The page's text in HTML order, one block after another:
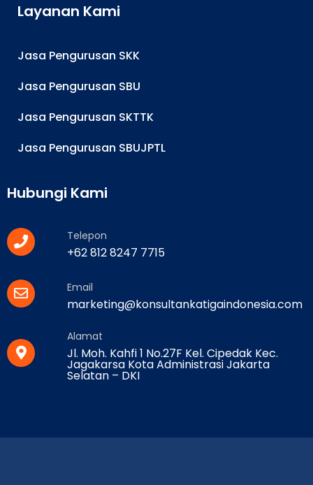
Layanan Kami
Jasa Pengurusan SKK
Jasa Pengurusan SBU
Jasa Pengurusan SKTTK
Jasa Pengurusan SBUJPTL
Hubungi Kami
Telepon
+62 812 8247 7715
Email
marketing@konsultankatigaindonesia.com
Alamat
Jl. Moh. Kahfi 1 No.27F Kel. Cipedak Kec.
Jagakarsa Kota Administrasi Jakarta
Selatan – DKI